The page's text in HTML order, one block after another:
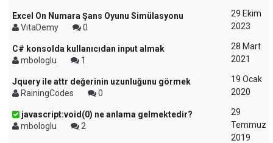
Excel On Numara Şans Oyunu Simülasyonu
VitaDemy
0
29 Ekim
2023
C# konsolda kullanıcıdan input almak
mbologlu
1
28 Mart
2021
Jquery ile attr değerinin uzunluğunu görmek
RainingCodes
0
19 Ocak
2020
javascript:void(0) ne anlama gelmektedir?
mbologlu
2
29
Temmuz
2019